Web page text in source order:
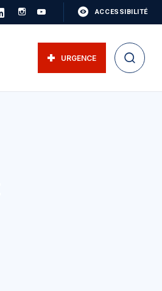
ACCESSIBILITÉ
URGENCE